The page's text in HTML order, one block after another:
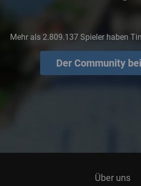
Mehr als 2.809.137 Spieler haben
Der Community
Über uns